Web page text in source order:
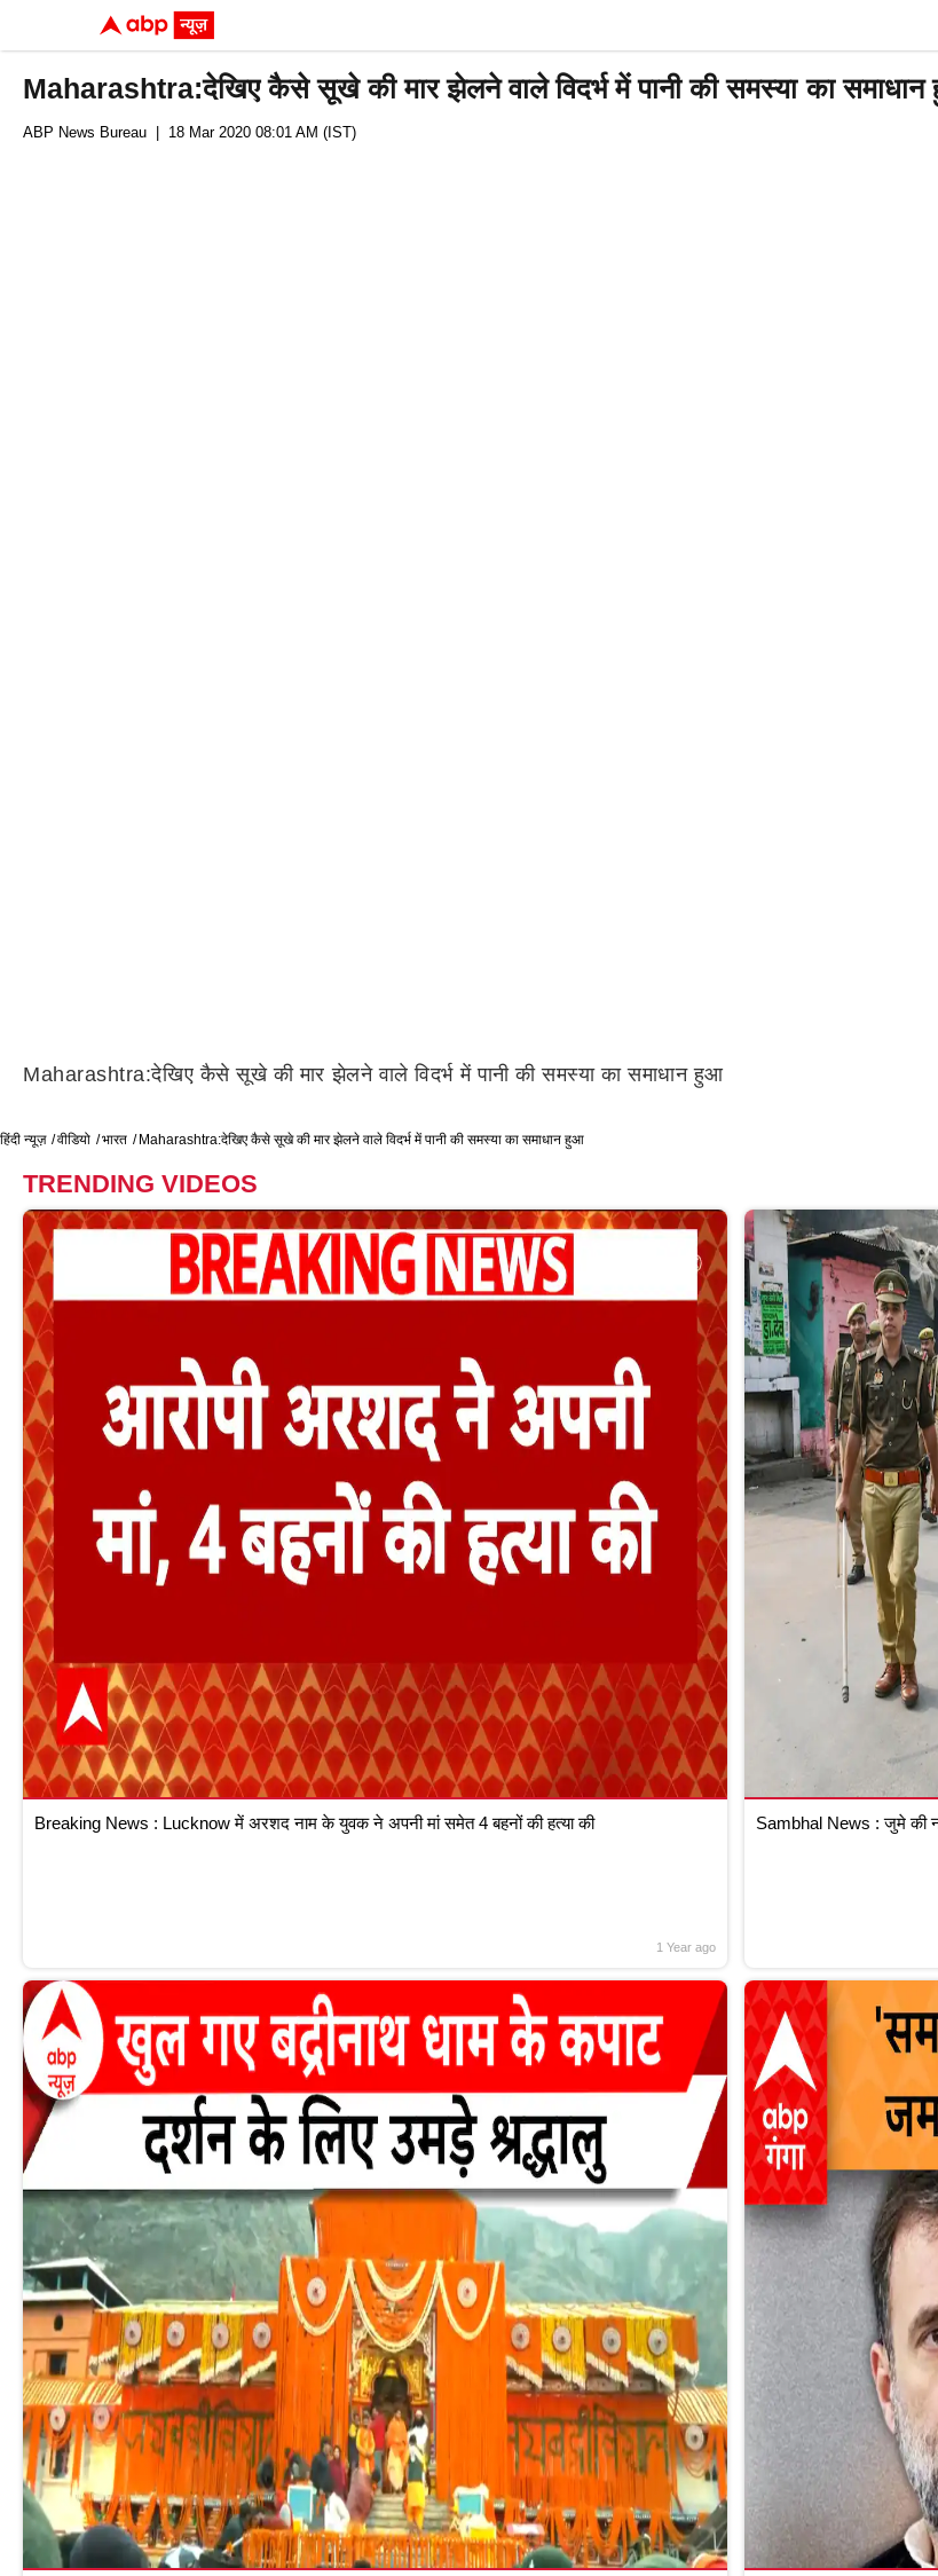
Maharashtra:देखिए कैसे सूखे की मार झेलने वाले विदर्भ में पानी की समस्या का
ABP News Bureau | 18 Mar 2020 08:01 AM (IST)
Maharashtra:देखिए कैसे सूखे की मार झेलने वाले विदर्भ में पानी की समस्या का समाधान हुआ
हिंदी न्यूज़ वीडियो भारत Maharashtra:देखिए कैसे सूखे की मार झेलने वाले विदर्भ में पानी की समस्या का समाधान हुआ
TRENDING VIDEOS
Breaking News : Lucknow में अरशद नाम के युवक ने अपनी मां समेत 4 बहनों की हत्या की
1 Year ago
Sambhal News : जुमे की